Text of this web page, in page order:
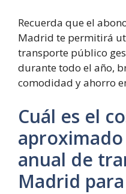
Recuerda que el
Madrid te permitirá
transporte público
durante todo el año,
comodidad y ahorro
Cuál es el
anual de
Madrid